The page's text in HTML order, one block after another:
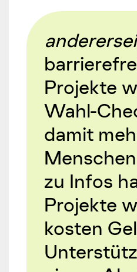
Projekte
Wahl-
damit
zu Infos
Projekte
kosten